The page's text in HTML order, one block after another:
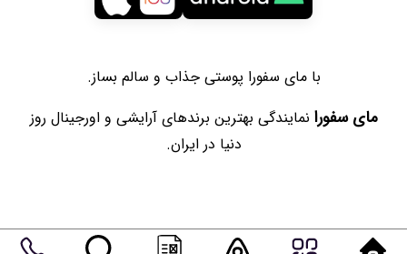
با مای سفورا پوستی جذاب و سالم بساز.
مای سفورا نمایندگی بهترین برندهای آرایشی و اورجینال روز
دنیا در ایران.